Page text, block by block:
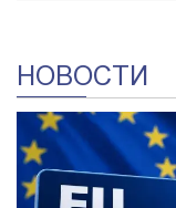
НОВОСТИ